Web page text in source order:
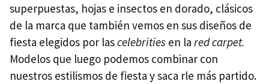
superpuestas, hojas e insectos en dorado, clásicos
de la marca que también vemos en sus diseños de
fiesta elegidos por lascelebrities en la red carpet.
Modelos que luego podemos combinar con
nuestros estilismos de fiesta y saca rle más partido.